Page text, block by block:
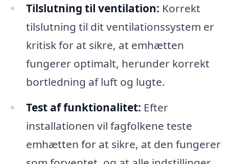
Tilslutning til ventilation: Korrekt
tilslutning til dit ventilationssystem er
kritisk for at sikre, at emhætten
fungerer optimalt, herunder korrekt
bortledning af luft og lugte.
Test af funktionalitet: Efter
installationen vil fagfolkene teste
emhætten for at sikre, at den fungerer